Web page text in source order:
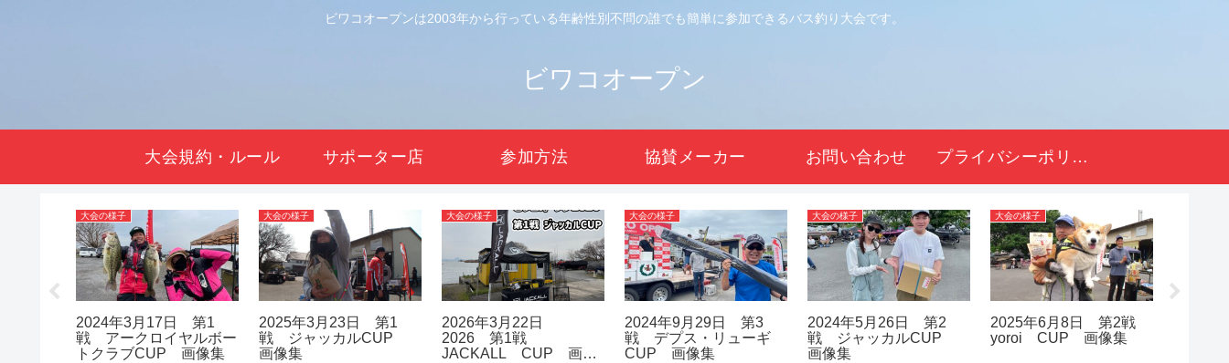
ビワコオープンは2003年から行っている年齢性別不問の誰でも簡単に参加できるバス釣り大会です。
ビワコオープン
大会規約・ルール サポーター店 参加方法 協賛メーカー お問い合わせ プライバシーポリシー
大会の様子
2024年3月17日 第1
戦 アークロイヤルボー
トクラブCUP 画像集
大会の様子
2025年3月23日 第1
戦 ジャッカルCUP
画像集
大会の様子
2026年3月22日
2026 第1戦
JACKALL CUP 画像
大会の様子
2024年9月29日 第3
戦 デプス・リューギ
CUP 画像集
大会の様子
2024年5月26日 第2
戦 ジャッカルCUP
画像集
大会の様子
2025年6月8日 第2戦
yoroi CUP 画像集